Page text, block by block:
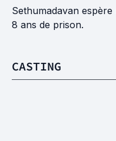
Sethumadavan
8 ans de prison.
CASTING